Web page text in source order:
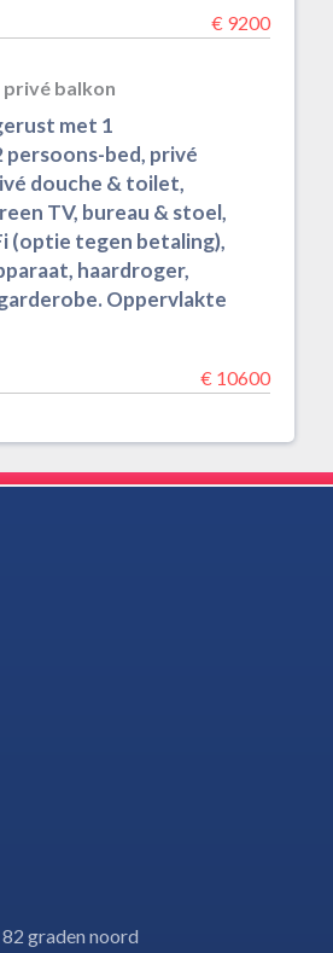
€ 9200
balkon
met 1
persoons-bed, privé
douche & toilet,
TV, bureau & stoel,
(optie tegen betaling),
haardroger,
Oppervlakte
€ 10600
graden noord